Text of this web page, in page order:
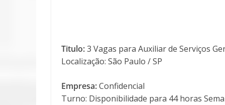
Titulo:3 Vagas para Auxiliar de Serviços
Localização: São Paulo / SP
Empresa:Confidencial
Turno: Disponibilidade para 44 horas